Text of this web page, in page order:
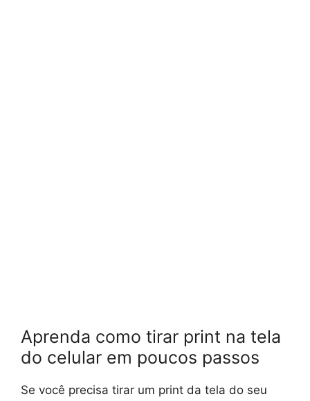
Aprenda como tirar print na tela
do celular em poucos passos
Se você precisa tirar um print da tela do seu